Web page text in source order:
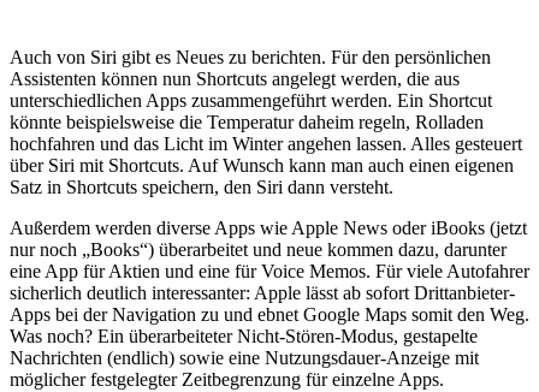
Auch von Siri gibt es Neues zu berichten. Für den persönlichen
Assistenten können nun Shortcuts angelegt werden, die aus
unterschiedlichen Apps zusammengeführt werden. Ein Shortcut
könnte beispielsweise die Temperatur daheim regeln, Rolladen
hochfahren und das Licht im Winter angehen lassen. Alles gesteuert
über Siri mit Shortcuts. Auf Wunsch kann man auch einen eigenen
Satz in Shortcuts speichern, den Siri dann versteht.
Außerdem werden diverse Apps wie Apple News oder iBooks (jetzt
nur noch „Books“) überarbeitet und neue kommen dazu, darunter
eine App für Aktien und eine für Voice Memos. Für viele Autofahrer
sicherlich deutlich interessanter: Apple lässt ab sofort Drittanbieter-
Apps bei der Navigation zu und ebnet Google Maps somit den Weg.
Was noch? Ein überarbeiteter Nicht-Stören-Modus, gestapelte
Nachrichten (endlich) sowie eine Nutzungsdauer-Anzeige mit
möglicher festgelegter Zeitbegrenzung für einzelne Apps.